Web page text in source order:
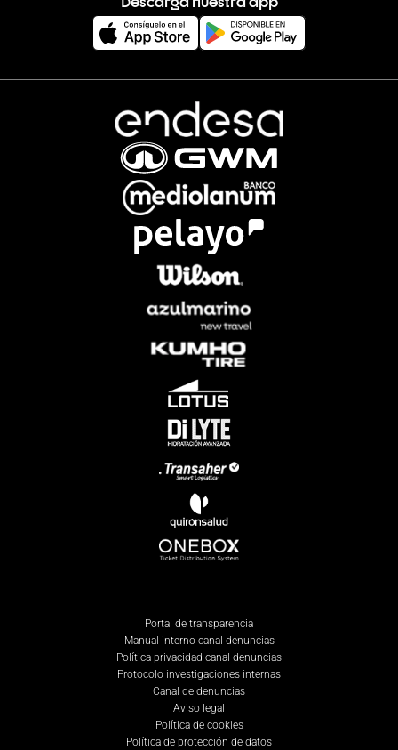
Portal de transparencia
Manual interno canal denuncias
Política privacidad canal denuncias
Protocolo investigaciones internas
Canal de denuncias
Aviso legal
Política de cookies
Política de protección de datos